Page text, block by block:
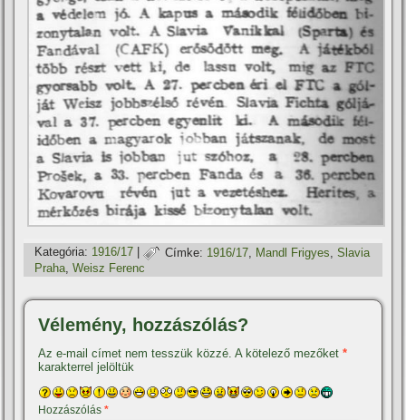
Kategória: 1916/17 | Címke: 1916/17 Mandl Frigyes ,Slavia
Praha,Weisz Ferenc
Vélemény, hozzászólás?
Az e-mail címet nem tesszük közzé. A kötelező mezőket*
karakterrel jelöltük
Hozzászólás*